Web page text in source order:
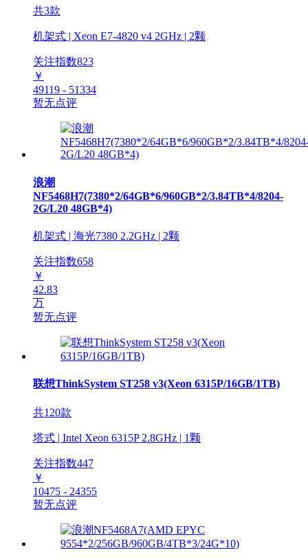
共3款
机架式 | Xeon E7-4820 v4 2GHz | 2颗
关注指数823
￥
49119 - 51334
暂无点评
浪潮
NF5468H7(7380*2/64GB*6/960GB*2/3.84TB*4/8204-
2G/L20 48GB*4)
机架式 | 海光7380 2.2GHz | 2颗
关注指数658
￥
42.83
万
暂无点评
联想ThinkSystem ST258 v3(Xeon 6315P/16GB/1TB)
共120款
塔式 | Intel Xeon 6315P 2.8GHz | 1颗
关注指数447
￥
10475 - 24355
暂无点评